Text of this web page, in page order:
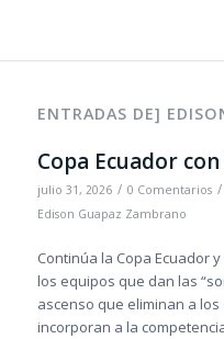
ENTRADAS DE]
Copa Ecuador
julio 31, 2026 / 0 Comentarios /
Edison Guapaz Zambrano
Continúa la Copa Ecuador
los equipos que dan las
ascenso que eliminan a
incorporan a la